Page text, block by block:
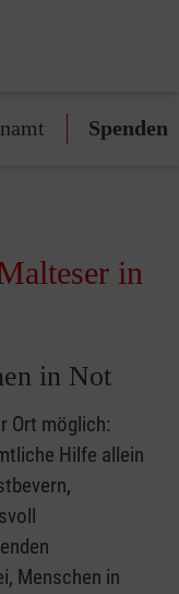
Spenden
in
in Not
Ort möglich:
Hilfe allein
Menschen in